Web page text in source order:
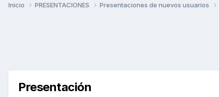
Inicio PRESENTACIONES Presentaciones de nuevos usuarios
Presentación